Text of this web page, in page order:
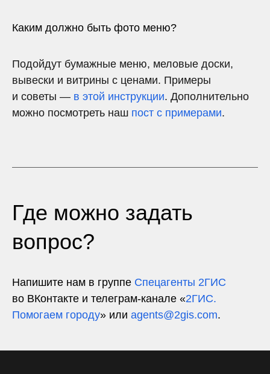
Каким должно быть фото меню?
Подойдут бумажные меню, меловые доски,
вывески и витрины с ценами. Примеры
и советы — в этой инструкции. Дополнительно
можно посмотреть наш пост с примерами.
Где можно задать
вопрос?
Напишите нам в группе Спецагенты 2ГИС
во ВКонтакте и телеграм-канале «2ГИС.
Помогаем городу» или agents@2gis.com.